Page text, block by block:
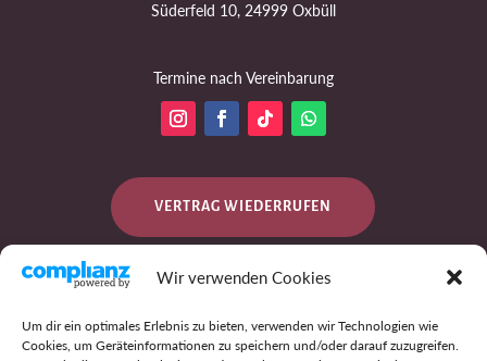
Wir verwenden Cookies
Um dir ein optimales Erlebnis zu bieten, verwenden wir Technologien wie
Cookies, um Geräteinformationen zu speichern und/oder darauf zuzugreifen.
Süderfeld 10, 24999 Oxbüll
Termine nach Vereinbarung
VERTRAG WIEDERRUFEN